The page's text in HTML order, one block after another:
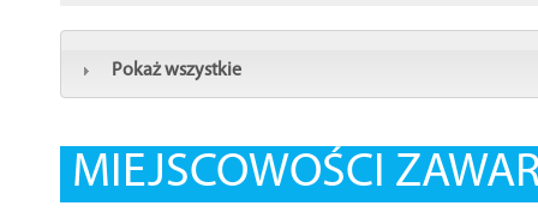
Pokaż wszystkie
MIEJSCOWOŚCI